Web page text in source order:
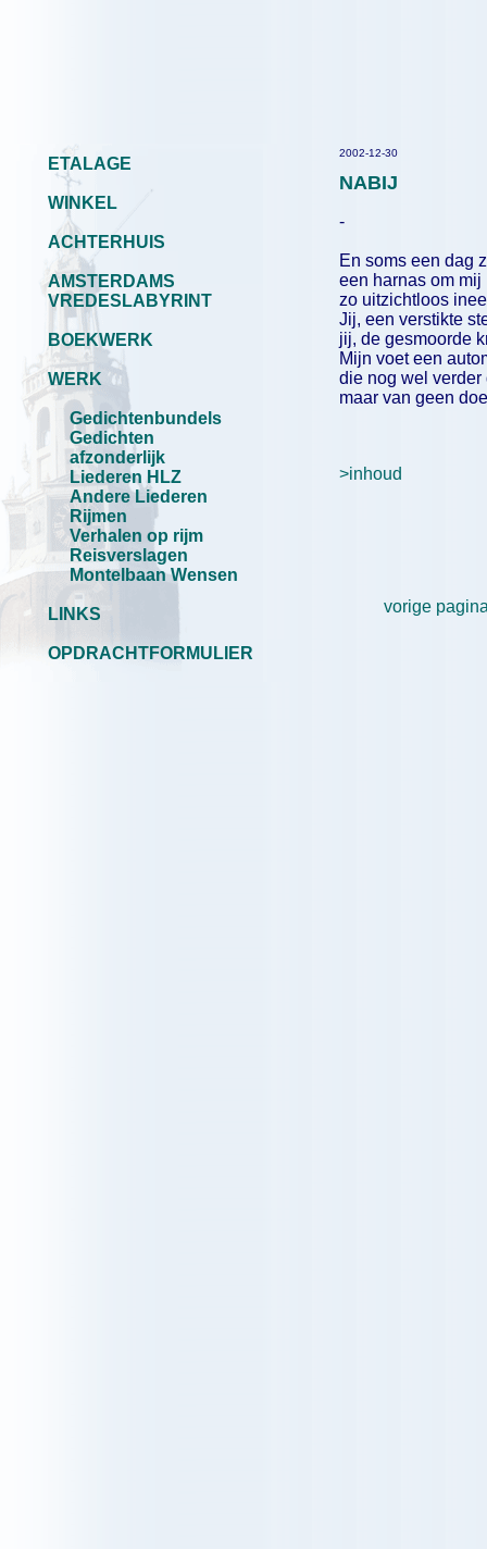
ETALAGE
WINKEL
ACHTERHUIS
AMSTERDAMS
VREDESLABYRINT
BOEKWERK
WERK
Gedichtenbundels
Gedichten
afzonderlijk
Liederen HLZ
Andere Liederen
Rijmen
Verhalen op rijm
Reisverslagen
Montelbaan Wensen
LINKS
OPDRACHTFORMULIER
2002-12-30
NABIJ
-
En soms een dag
een harnas om mij
zo uitzichtloos
Jij, een verstikte
jij, de gesmoorde
Mijn voet een
die nog wel verder
maar van geen
>inhoud
vorige